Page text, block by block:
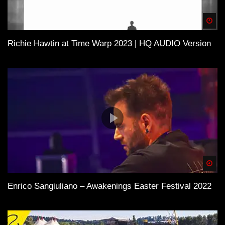
Richie Hawtin at Time Warp 2023 | HQ AUDIO Version
Enrico Sangiuliano – Awakenings Easter Festival 2022